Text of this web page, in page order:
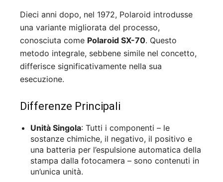
Dieci anni dopo, nel 1972, Polaroid introdusse
una variante migliorata del processo,
conosciuta come Polaroid SX-70. Questo
metodo integrale, sebbene simile nel concetto,
differisce significativamente nella sua
esecuzione.
Differenze Principali
Unità Singola: Tutti i componenti – le
sostanze chimiche, il negativo, il positivo e
una batteria per l’espulsione automatica della
stampa dalla fotocamera – sono contenuti in
un’unica unità.